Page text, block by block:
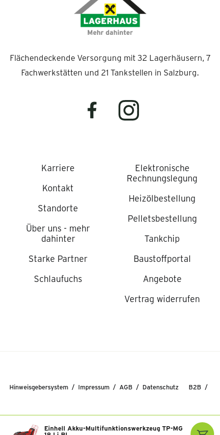
Einhell Akku-Multifunktionswerkzeug TP-MG
Flächendeckende Versorgung mit 32 Lagerhäusern, 7
Fachwerkstätten und 21 Tankstellen in Salzburg.
Karriere
Kontakt
Standorte
Über uns - mehr
dahinter
Starke Partner
Schlaufuchs
Elektronische
Rechnungslegung
Heizölbestellung
Pelletsbestellung
Tankchip
Baustoffportal
Angebote
Vertrag widerrufen
© 2026 Raiffeisen Lagerhaus Salzburg GmbH
Hinweisgebersystem Impressum AGB Datenschutz B2B